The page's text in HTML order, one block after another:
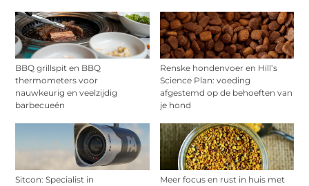
BBQ grillspit en BBQ
thermometers voor
nauwkeurig en veelzijdig
barbecueën
Renske hondenvoer en Hill’s
Science Plan: voeding
afgestemd op de behoeften van
je hond
Sitcon: Specialist in
Meer focus en rust in huis met